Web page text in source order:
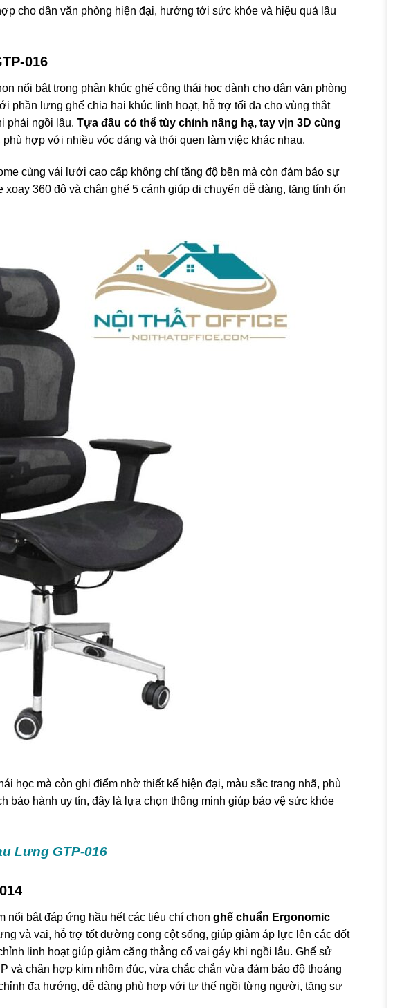
cho dân văn phòng hiện đại, hướng tới sức khỏe và hiệu quả lâu
016
nổi bật trong phân khúc ghế công thái học dành cho dân văn phòng
phần lưng ghế chia hai khúc linh hoạt, hỗ trợ tối đa cho vùng thắt
phải ngồi lâu. Tựa đầu có thể tùy chỉnh nâng hạ, tay vịn 3D cùng
hợp với nhiều vóc dáng và thói quen làm việc khác nhau.
cùng vải lưới cao cấp không chỉ tăng độ bền mà còn đảm bảo sự
360 độ và chân ghế 5 cánh giúp di chuyển dễ dàng, tăng tính ổn
học mà còn ghi điểm nhờ thiết kế hiện đại, màu sắc trang nhã, phù
bảo hành uy tín, đây là lựa chọn thông minh giúp bảo vệ sức khỏe
Lưng GTP-016
nổi bật đáp ứng hầu hết các tiêu chí chọn ghế chuẩn Ergonomic
và vai, hỗ trợ tốt đường cong cột sống, giúp giảm áp lực lên các đốt
linh hoạt giúp giảm căng thẳng cổ vai gáy khi ngồi lâu. Ghế sử
và chân hợp kim nhôm đúc, vừa chắc chắn vừa đảm bảo độ thoáng
đa hướng, dễ dàng phù hợp với tư thế ngồi từng người, tăng sự